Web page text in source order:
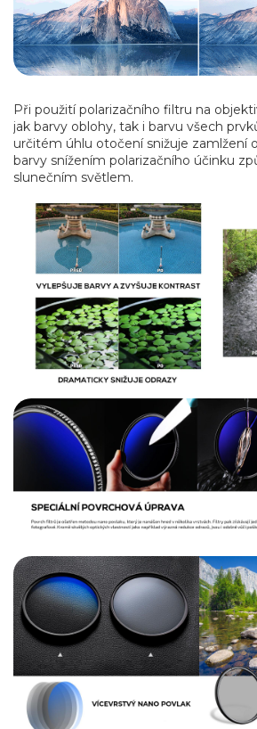
Při použití polarizačního filtru na
jak barvy oblohy, tak i barvu všech
určitém úhlu otočení snižuje zamlžení
barvy snížením polarizačního účinku
slunečním světlem.